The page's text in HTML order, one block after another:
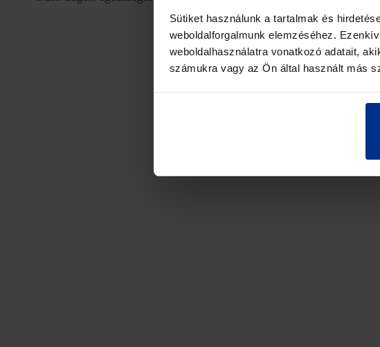
Sütiket használunk a tartalmak és
weboldalforgalmunk elemzéséhez.
weboldalhasználatra vonatkozó adatait,
számukra vagy az Ön által használt más
Kollégáink